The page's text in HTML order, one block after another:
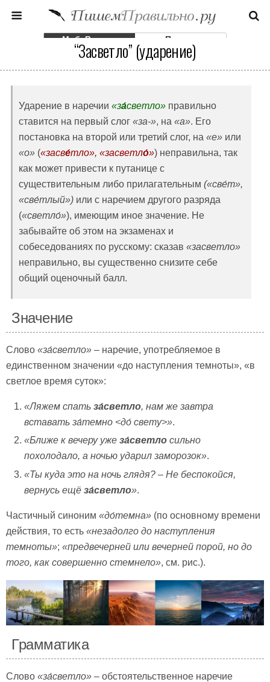
Моб. Версия Полная
“Засветло” (ударение)
Ударение в наречии «за́светло» правильно
ставится на первый слог «за-», на «а». Его
постановка на второй или третий слог, на «е» или
«о» («засве́тло», «засветло́») неправильна, так
как может привести к путанице с
существительным либо прилагательным («све́т»,
«све́тлый») или с наречием другого разряда
(«светло́»), имеющим иное значение. Не
забывайте об этом на экзаменах и
собеседованиях по русскому: сказав «засветло»
неправильно, вы существенно снизите себе
общий оценочный балл.
Значение
Слово «за́светло» – наречие, употребляемое в
единственном значении «до наступления темноты», «в
светлое время суток»:
«Ляжем спатьза́светло, нам же завтра
вставать за́темно <до́ свету>».
«Ближе к вечеру ужеза́светло сильно
похолодало, а ночью ударил заморозок».
«Ты куда это на ночь глядя? – Не беспокойся,
вернусь ещёза́светло».
Частичный синоним «до́темна» (по основному времени
действия, то есть «незадолго до наступления
темноты»; «предвечерней или вечерней порой, но до
того, как совершенно стемнело», см. рис.).
Грамматика
Слово «за́светло» – обстоятельственное наречие